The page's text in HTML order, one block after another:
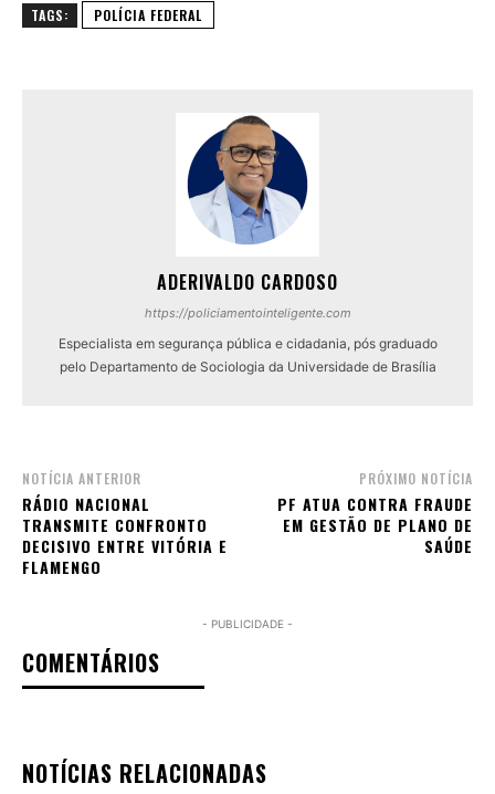
TAGS: POLÍCIA FEDERAL
ADERIVALDO CARDOSO
https://policiamentointeligente.com
Especialista em segurança pública e cidadania, pós graduado
pelo Departamento de Sociologia da Universidade de Brasília
NOTÍCIA ANTERIOR
RÁDIO NACIONAL
TRANSMITE CONFRONTO
DECISIVO ENTRE VITÓRIA E
FLAMENGO
PRÓXIMO NOTÍCIA
PF ATUA CONTRA FRAUDE
EM GESTÃO DE PLANO DE
SAÚDE
- PUBLICIDADE -
COMENTÁRIOS
NOTÍCIAS RELACIONADAS